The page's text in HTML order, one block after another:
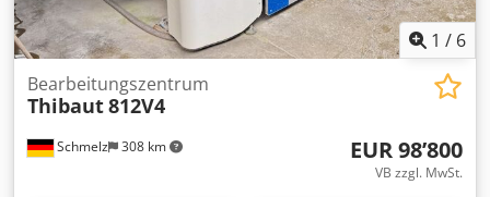
1 / 6
Schmelz 308 km
Bearbeitungszentrum
Thibaut812V4
EUR 98’800
VB zzgl. MwSt.